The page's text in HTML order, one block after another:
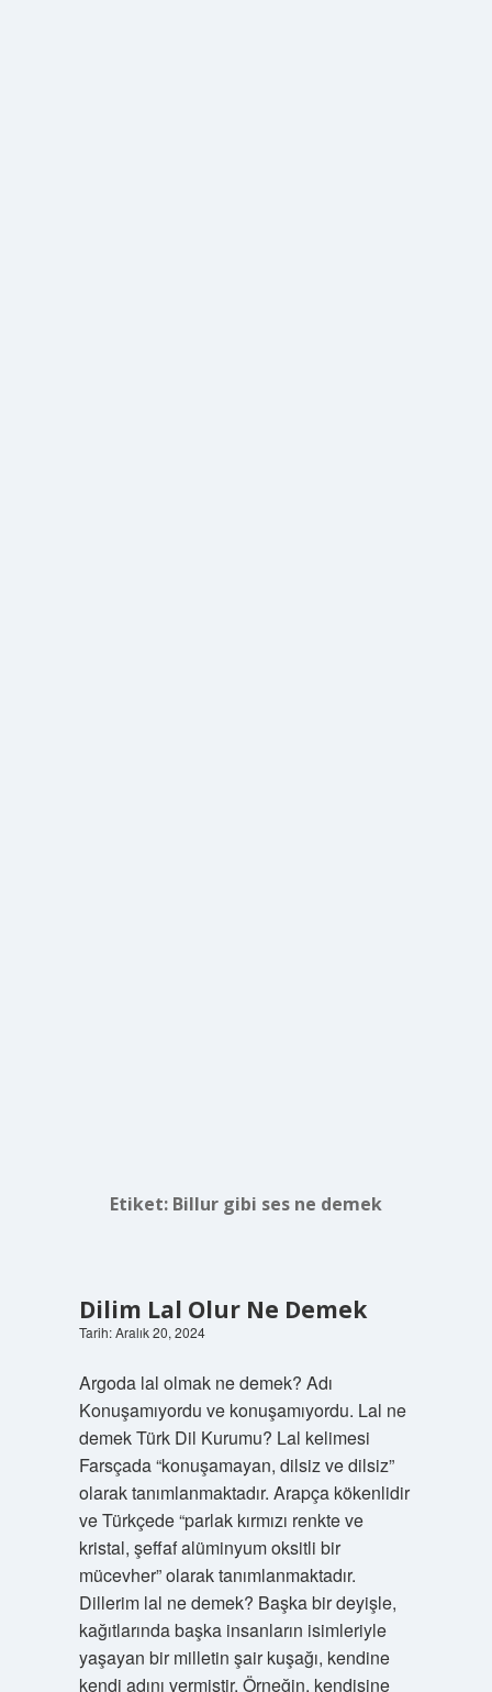
Etiket: Billur gibi ses ne demek
Dilim Lal Olur Ne Demek
Tarih: Aralık 20, 2024
Argoda lal olmak ne demek? Adı
Konuşamıyordu ve konuşamıyordu. Lal ne
demek Türk Dil Kurumu? Lal kelimesi
Farsçada “konuşamayan, dilsiz ve dilsiz”
olarak tanımlanmaktadır. Arapça kökenlidir
ve Türkçede “parlak kırmızı renkte ve
kristal, şeffaf alüminyum oksitli bir
mücevher” olarak tanımlanmaktadır.
Dillerim lal ne demek? Başka bir deyişle,
kağıtlarında başka insanların isimleriyle
yaşayan bir milletin şair kuşağı, kendine
kendi adını vermiştir. Örneğin, kendisine